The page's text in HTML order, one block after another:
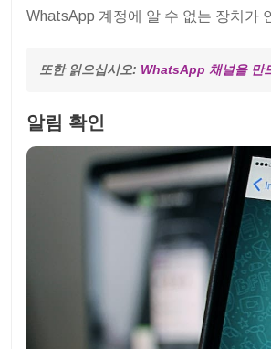
WhatsApp 계정에 알 수 없는 장치가
또한 읽으십시오: WhatsApp 채널을 만
알림 확인